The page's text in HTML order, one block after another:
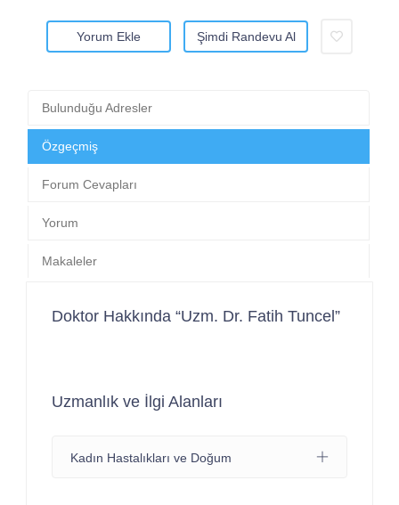
Yorum Ekle Şimdi Randevu Al
Bulunduğu Adresler
Özgeçmiş
Forum Cevapları
Yorum
Makaleler
Doktor Hakkında “Uzm. Dr. Fatih Tuncel”
Uzmanlık ve İlgi Alanları
Kadın Hastalıkları ve Doğum